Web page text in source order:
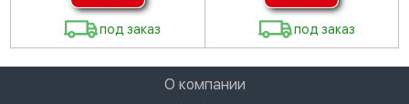
под заказ под заказ
О компании